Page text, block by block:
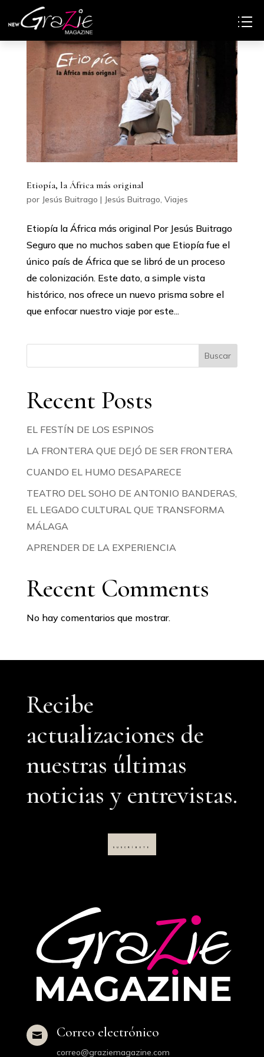
Etiopía, la África más original
por Jesús Buitrago | Jesús Buitrago, Viajes
Etiopía la África más original Por Jesús Buitrago
Seguro que no muchos saben que Etiopía fue el
único país de África que se libró de un proceso
de colonización. Este dato, a simple vista
histórico, nos ofrece un nuevo prisma sobre el
que enfocar nuestro viaje por este...
Buscar
Recent Posts
EL FESTÍN DE LOS ESPINOS
LA FRONTERA QUE DEJÓ DE SER FRONTERA
CUANDO EL HUMO DESAPARECE
TEATRO DEL SOHO DE ANTONIO BANDERAS,
EL LEGADO CULTURAL QUE TRANSFORMA
MÁLAGA
APRENDER DE LA EXPERIENCIA
Recent Comments
No hay comentarios que mostrar.
Recibe
actualizaciones de
nuestras últimas
noticias y entrevistas.
SUSCRÍBETE
 Correo electrónico
correo@graziemagazine.com